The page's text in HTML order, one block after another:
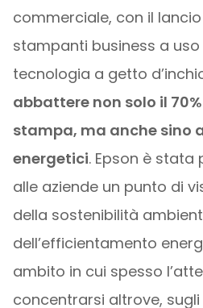
commerciale, con il
stampanti business a
tecnologia a getto
abbattere non solo il
stampa, ma anche sino
energetici. Epson è stata
alle aziende un punto di
della sostenibilità
dell’efficientamento
ambito in cui spesso
concentrarsi altrove,